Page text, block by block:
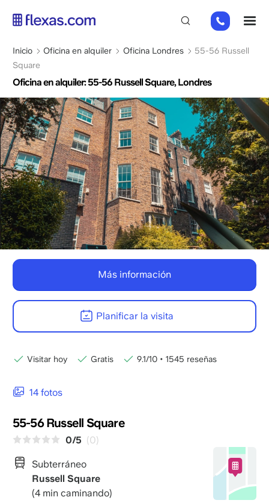
principal
+44
(0)
2045
Sobrescribir
enlaces
de
a
la
navegación
Inicio Oficina en alquiler Oficina Londres
55-56 Russell
Square
Oficina en alquiler: 55-56 Russell Square, Londres
14 fotos
55-56 Russell Square
0/5 (0)
Subterráneo
Russell Square
(4 min caminando)
Más información
Planificar la visita
Visitar hoy Gratis 9.1/10 • 1545 reseñas